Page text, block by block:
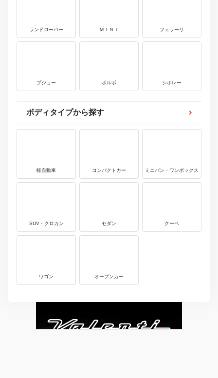
ランドローバー ＭＩＮＩ フェラーリ
プジョー ボルボ シボレー
ボディタイプから探す
軽自動車 コンパクトカー ミニバン・ワンボックス
SUV・クロカン セダン クーペ
ワゴン オープンカー